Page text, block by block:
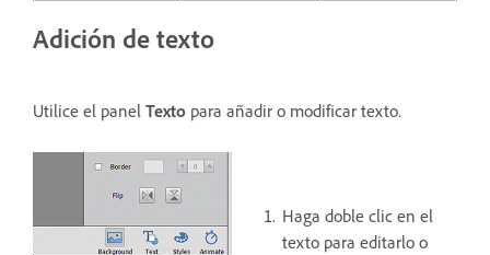
Adición de texto
Utilice el panel Texto para añadir o modificar texto.
Haga doble clic en el
texto para editarlo o